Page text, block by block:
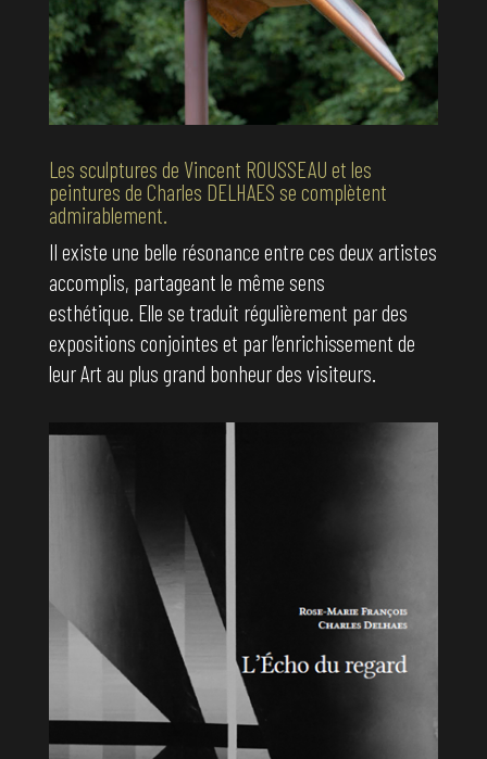
Les sculptures de Vincent ROUSSEAU et les
peintures de Charles DELHAES se complètent
admirablement.
Il existe une belle résonance entre ces deux artistes
accomplis, partageant le même sens
esthétique. Elle se traduit régulièrement par des
expositions conjointes et par l’enrichissement de
leur Art au plus grand bonheur des visiteurs.